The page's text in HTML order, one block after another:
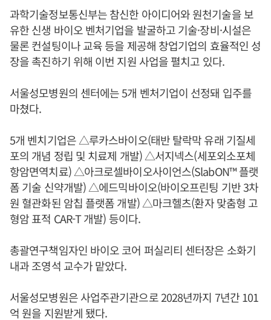
과학기술정보통신부는 참신한 아이디어와 원천기술을 보
유한 신생 바이오 벤처기업을 발굴하고 기술·장비·시설은
물론 컨설팅이나 교육 등을 제공해 창업기업의 효율적인 성
장을 촉진하기 위해 이번 지원 사업을 펼치고 있다.
서울성모병원의 센터에는 5개 벤처기업이 선정돼 입주를
마쳤다.
5개 벤치기업은 △루카스바이오(태반 탈락막 유래 기질세
포의 개념 정립 및 치료제 개발) △서지넥스(세포외소포체
항암면역치료) △아크로셀바이오사이언스(SlabON™ 플랫
폼 기술 신약개발) △에드믹바이오(바이오프린팅 기반 3차
원 혈관화된 암칩 플랫폼 개발) △마크헬츠(환자 맞춤형 고
형암 표적 CAR-T 개발) 등이다.
총괄연구책임자인 바이오 코어 퍼실리티 센터장은 소화기
내과 조영석 교수가 맡았다.
서울성모병원은 사업주관기관으로 2028년까지 7년간 101
억 원을 지원받게 됐다.